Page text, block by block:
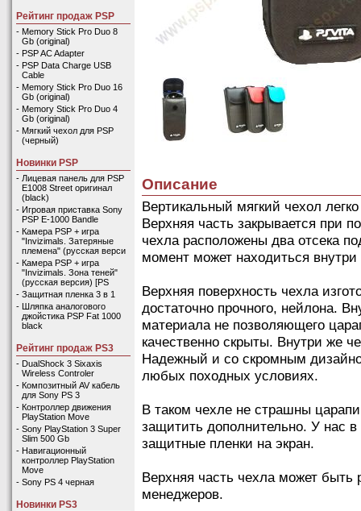
Рейтинг продаж PSP
- Memory Stick Pro Duo 8
Gb (original)
- PSP AC Adapter
- PSP Data Charge USB
Cable
- Memory Stick Pro Duo 16
Gb (original)
- Memory Stick Pro Duo 4
Gb (original)
- Мягкий чехол для PSP
(черный)
Новинки PSP
- Лицевая панель для PSP
E1008 Street оригинал
(black)
- Игровая приставка Sony
PSP E-1000 Bandle
- Камера PSP + игра
"Invizimals. Затеряные
племена" (русская верси
- Камера PSP + игра
"Invizimals. Зона теней"
(русская версия) [PS
- Защитная пленка 3 в 1
- Шляпка аналогового
джойстика PSP Fat 1000
black
Рейтинг продаж PS3
- DualShock 3 Sixaxis
Wireless Controler
- Композитный AV кабель
для Sony PS 3
- Контроллер движения
PlayStation Move
- Sony PlayStation 3 Super
Slim 500 Gb
- Навигационный
контроллер PlayStation
Move
- Sony PS 4 черная
Новинки PS3
Описание
Вертикальный мягкий чехол
Верхняя часть закрывается при
чехла расположены два отсека
момент может находиться
Верхняя поверхность чехла
достаточно прочного, нейлона.
материала не позволяющего
качественно скрыты. Внутри же
Надежный и со скромным
любых походных условиях.
В таком чехле не страшны
защитить дополнительно. У нас
защитные пленки на экран.
Верхняя часть чехла может быть
менеджеров.